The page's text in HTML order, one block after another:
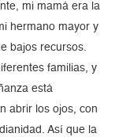
mi mamá era la
hermano mayor y
bajos recursos.
familias, y
está
abrir los ojos, con
Así que la